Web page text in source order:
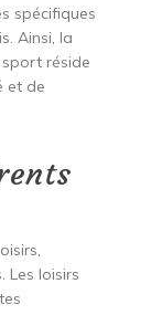
spécifiques
Ainsi, la
réside
et de
Les loisirs